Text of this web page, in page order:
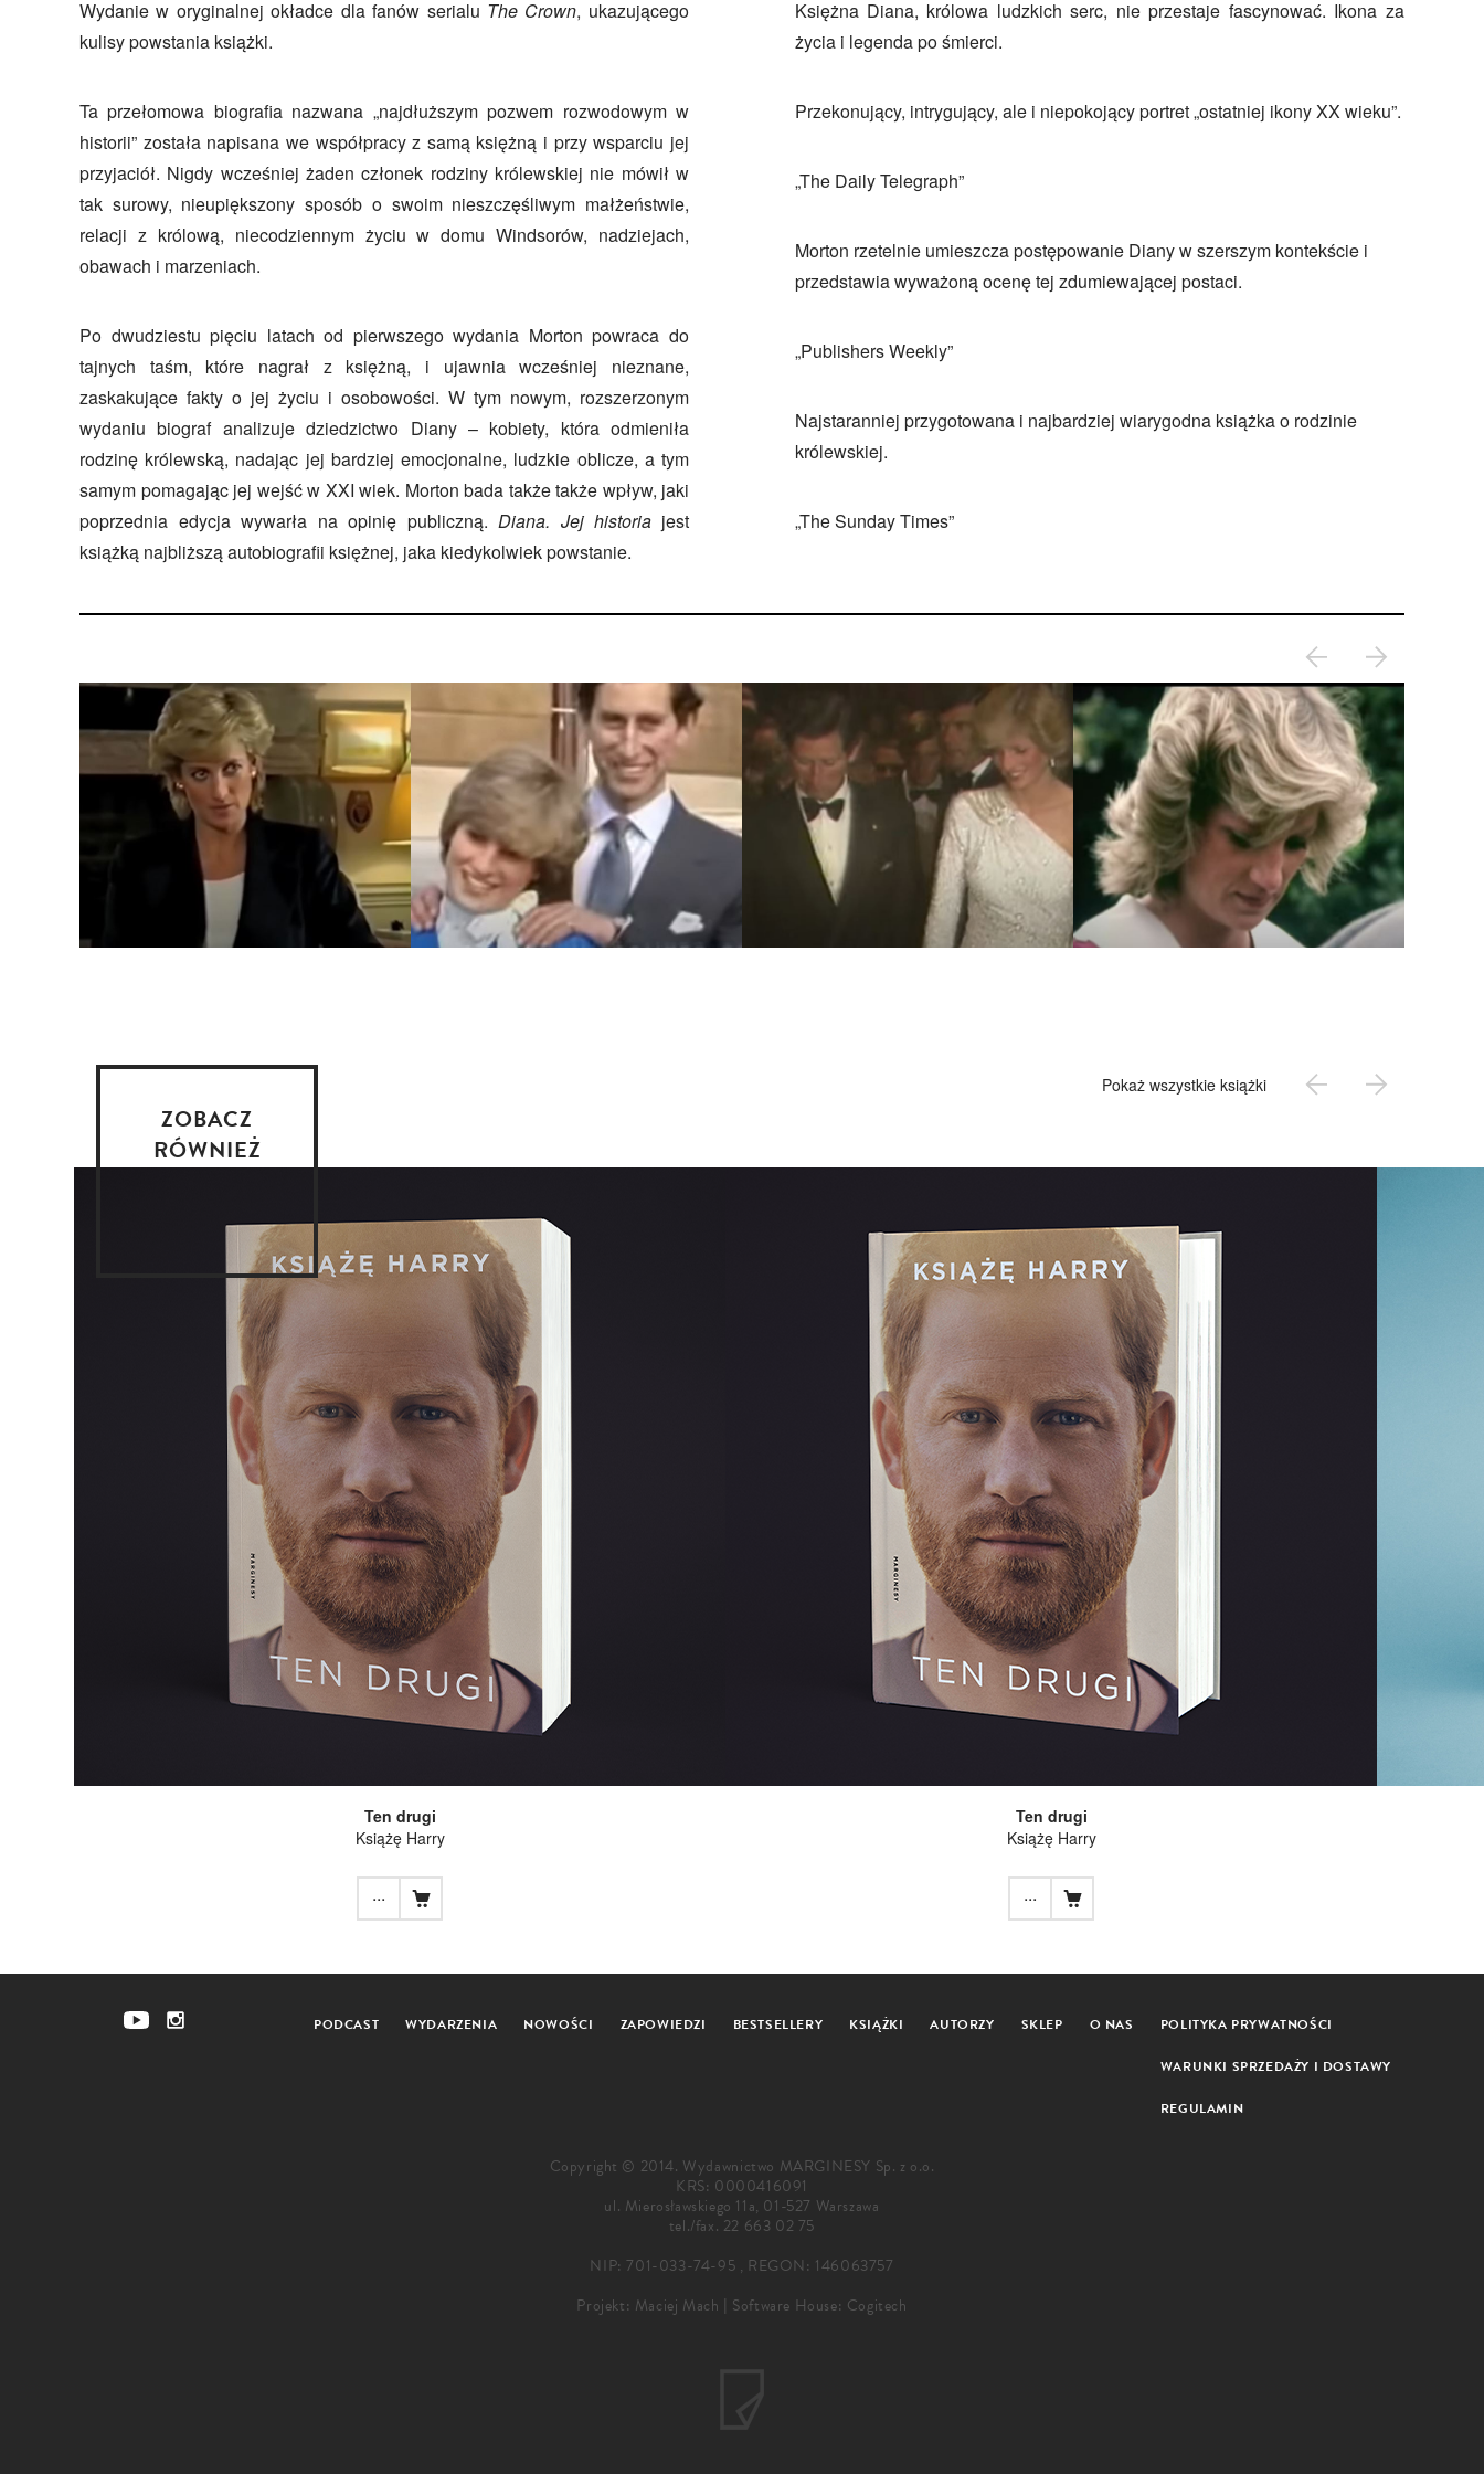
Wydanie w oryginalnej okładce dla fanów serialu The Crown, ukazującego
kulisy powstania książki.
Ta przełomowa biografia nazwana „najdłuższym pozwem rozwodowym w
historii” została napisana we współpracy z samą księżną i przy wsparciu jej
przyjaciół. Nigdy wcześniej żaden członek rodziny królewskiej nie mówił w
tak surowy, nieupiększony sposób o swoim nieszczęśliwym małżeństwie,
relacji z królową, niecodziennym życiu w domu Windsorów, nadziejach,
obawach i marzeniach.
Po dwudziestu pięciu latach od pierwszego wydania Morton powraca do
tajnych taśm, które nagrał z księżną, i ujawnia wcześniej nieznane,
zaskakujące fakty o jej życiu i osobowości. W tym nowym, rozszerzonym
wydaniu biograf analizuje dziedzictwo Diany – kobiety, która odmieniła
rodzinę królewską, nadając jej bardziej emocjonalne, ludzkie oblicze, a tym
samym pomagając jej wejść w XXI wiek. Morton bada także także wpływ, jaki
poprzednia edycja wywarła na opinię publiczną. Diana. Jej historia jest
książką najbliższą autobiografii księżnej, jaka kiedykolwiek powstanie.
Księżna Diana, królowa ludzkich serc, nie przestaje fascynować. Ikona za
życia i legenda po śmierci.
Przekonujący, intrygujący, ale i niepokojący portret „ostatniej ikony XX wieku”.
„The Daily Telegraph”
Morton rzetelnie umieszcza postępowanie Diany w szerszym kontekście i
przedstawia wyważoną ocenę tej zdumiewającej postaci.
„Publishers Weekly”
Najstaranniej przygotowana i najbardziej wiarygodna książka o rodzinie
królewskiej.
„The Sunday Times”
ZOBACZ
RÓWNIEŻ
Pokaż wszystkie książki
Ten drugi
Książę Harry
...
Ten drugi
Książę Harry
...
PODCAST WYDARZENIA NOWOŚCI ZAPOWIEDZI BESTSELLERY KSIĄŻKI AUTORZY SKLEP O NAS POLITYKA PRYWATNOŚCI
WARUNKI SPRZEDAŻY I DOSTAWY
REGULAMIN
Copyright © 2014. Wydawnictwo MARGINESY Sp. z o.o.
KRS: 0000416091
ul. Mierosławskiego 11a, 01-527 Warszawa
tel./fax. 22 663 02 75
NIP: 701-033-74-95 , REGON: 146063757
Projekt: Maciej Mach | Software House: Cogitech